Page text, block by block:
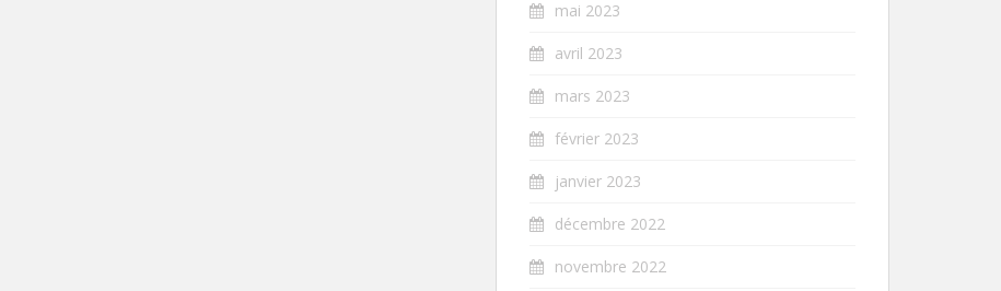
mai 2023
avril 2023
mars 2023
février 2023
janvier 2023
décembre 2022
novembre 2022